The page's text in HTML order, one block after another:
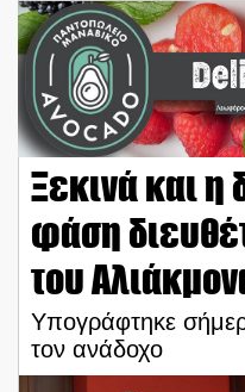
Ξεκινά και η
φάση
του
Υπογράφτηκε
τον ανάδοχο